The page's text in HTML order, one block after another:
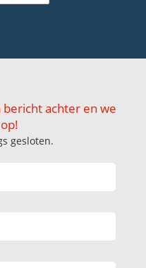
achter en we
gesloten.